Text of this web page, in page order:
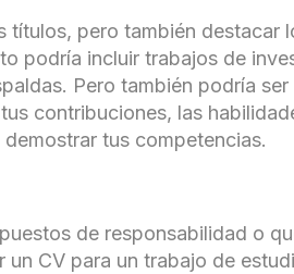
títulos, pero también destacar
podría incluir trabajos de
Pero también podría ser
contribuciones, las
tus competencias.
de responsabilidad o
CV para un trabajo de